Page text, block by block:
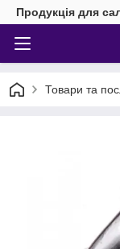
Продукція для
Товари та